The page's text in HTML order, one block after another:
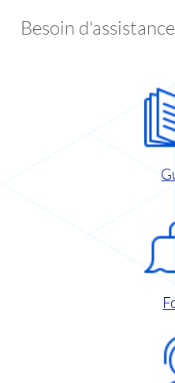
Besoin